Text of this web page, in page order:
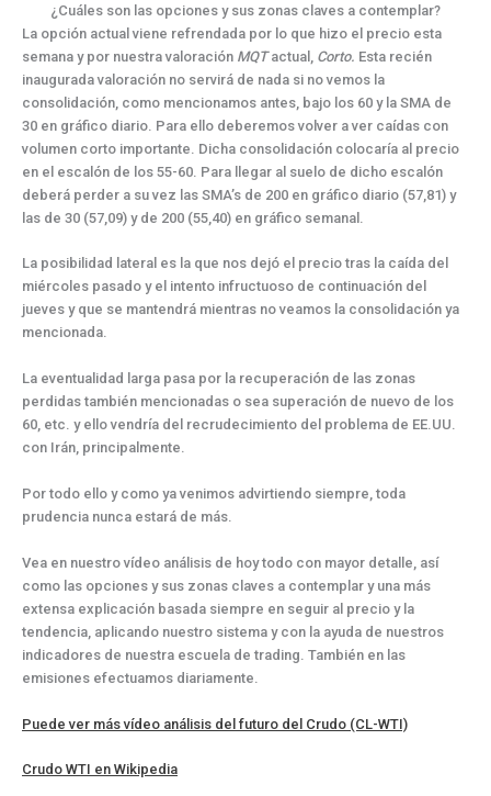
¿Cuáles son las opciones y sus zonas claves a contemplar?
La opción actual viene refrendada por lo que hizo el precio esta
semana y por nuestra valoración MQTactual, Corto. Esta recién
inaugurada valoración no servirá de nada si no vemos la
consolidación, como mencionamos antes, bajo los 60 y la SMA de
30 en gráfico diario. Para ello deberemos volver a ver caídas con
volumen corto importante. Dicha consolidación colocaría al precio
en el escalón de los 55-60. Para llegar al suelo de dicho escalón
deberá perder a su vez las SMA’s de 200 en gráfico diario (57,81) y
las de 30 (57,09) y de 200 (55,40) en gráfico semanal.
La posibilidad lateral es la que nos dejó el precio tras la caída del
miércoles pasado y el intento infructuoso de continuación del
jueves y que se mantendrá mientras no veamos la consolidación ya
mencionada.
La eventualidad larga pasa por la recuperación de las zonas
perdidas también mencionadas o sea superación de nuevo de los
60, etc. y ello vendría del recrudecimiento del problema de EE.UU.
con Irán, principalmente.
Por todo ello y como ya venimos advirtiendo siempre, toda
prudencia nunca estará de más.
Vea en nuestro vídeo análisis de hoy todo con mayor detalle, así
como las opciones y sus zonas claves a contemplar y una más
extensa explicación basada siempre en seguir al precio y la
tendencia, aplicando nuestro sistema y con la ayuda de nuestros
indicadores de nuestra escuela de trading. También en las
emisiones efectuamos diariamente.
Puede ver más vídeo análisis del futuro del Crudo (CL-WTI)
Crudo WTI en Wikipedia